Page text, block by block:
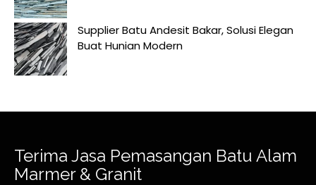
Supplier Batu Andesit Bakar, Solusi Elegan
Buat Hunian Modern
Terima Jasa Pemasangan Batu Alam
Marmer & Granit